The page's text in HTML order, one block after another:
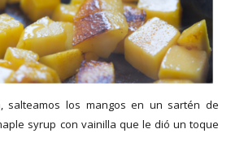
salteamos los mangos en un sartén de
syrup con vainilla que le dió un toque